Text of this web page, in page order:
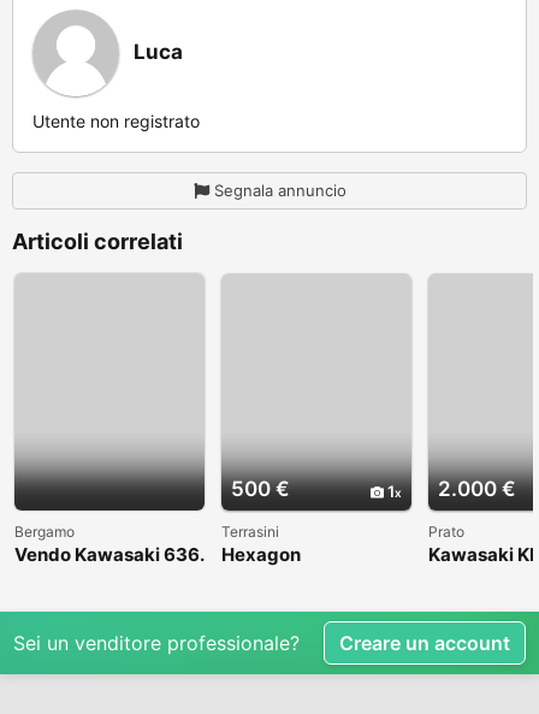
Luca
Utente non registrato
Segnala annuncio
Articoli correlati
Bergamo
Vendo Kawasaki 636.
500 € 1
Terrasini
Hexagon
2.000 €
Prato
Kawasaki
Sei un venditore professionale? Creare un account